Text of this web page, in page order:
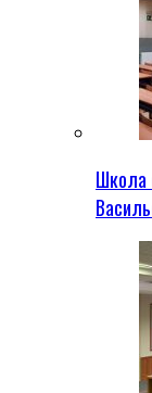
Школа